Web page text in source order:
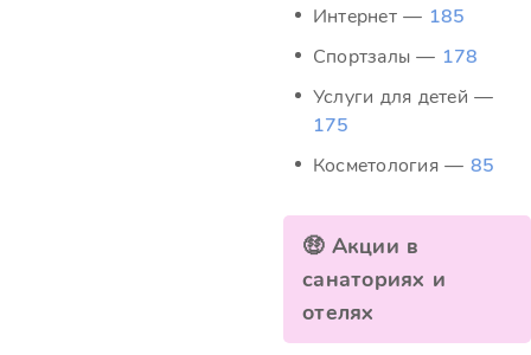
Интернет — 185
Спортзалы — 178
Услуги для детей —
175
Косметология — 85
🤑 Акции в
санаториях и
отелях